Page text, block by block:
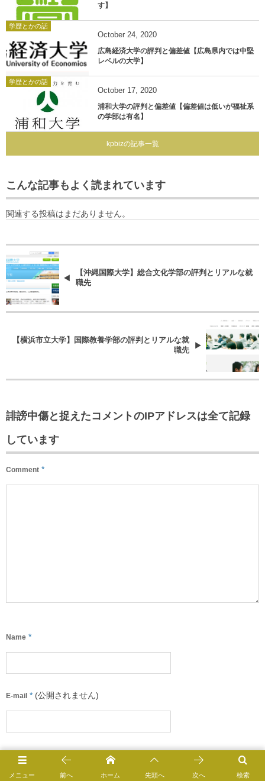
す】
学歴とかの話
October 24, 2020
広島経済大学の評判と偏差値【広島県内では中堅
レベルの大学】
学歴とかの話
October 17, 2020
浦和大学の評判と偏差値【偏差値は低いが福祉系
の学部は有名】
kpbizの記事一覧
こんな記事もよく読まれています
関連する投稿はまだありません。
【沖縄国際大学】総合文化学部の評判とリアルな就
職先
【横浜市立大学】国際教養学部の評判とリアルな就
職先
誹謗中傷と捉えたコメントのIPアドレスは全て記録
しています
Comment *
Name *
E-mail * (公開されません)
URL
メニュー 検索
前へ ホーム 先頭へ 次へ